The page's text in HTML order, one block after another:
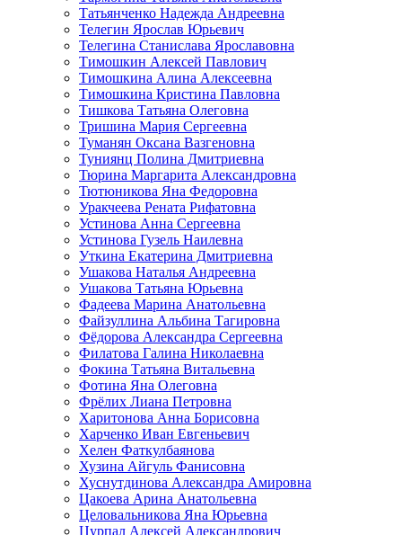
Татьянченко Надежда Андреевна
Телегин Ярослав Юрьевич
Телегина Станислава Ярославовна
Тимошкин Алексей Павлович
Тимошкина Алина Алексеевна
Тимошкина Кристина Павловна
Тишкова Татьяна Олеговна
Тришина Мария Сергеевна
Туманян Оксана Вазгеновна
Туниянц Полина Дмитриевна
Тюрина Маргарита Александровна
Тютюникова Яна Федоровна
Уракчеева Рената Рифатовна
Устинова Анна Сергеевна
Устинова Гузель Наилевна
Уткина Екатерина Дмитриевна
Ушакова Наталья Андреевна
Ушакова Татьяна Юрьевна
Фадеева Марина Анатольевна
Файзуллина Альбина Тагировна
Фёдорова Александра Сергеевна
Филатова Галина Николаевна
Фокина Татьяна Витальевна
Фотина Яна Олеговна
Фрёлих Лиана Петровна
Харитонова Анна Борисовна
Харченко Иван Евгеньевич
Хелен Фаткулбаянова
Хузина Айгуль Фанисовна
Хуснутдинова Александра Амировна
Цакоева Арина Анатольевна
Целовальникова Яна Юрьевна
Цурпал Алексей Александрович